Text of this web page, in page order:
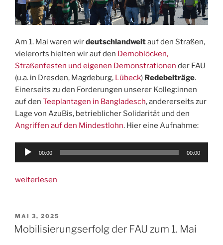
Am 1. Mai waren wirdeutschlandweitauf den Straßen,
vielerorts hielten wir auf den Demoblöcken,
Straßenfesten und eigenen Demonstrationen der FAU
(u.a. in Dresden, Magdeburg, Lübeck) Redebeiträge.
Einerseits zu den Forderungen unserer Kolleg:innen
auf den Teeplantagen in Bangladesch, andererseits zur
Lage von AzuBis, betrieblicher Solidarität und den
Angriffen auf den Mindestlohn. Hier eine Aufnahme:
Audio-
00:00 00:00
„1.
im
weltweiten
weiterlesen
VERÖFFENTLICHT
AM
MAI 3, 2025
Mobilisierungserfolg der FAU zum 1. Mai